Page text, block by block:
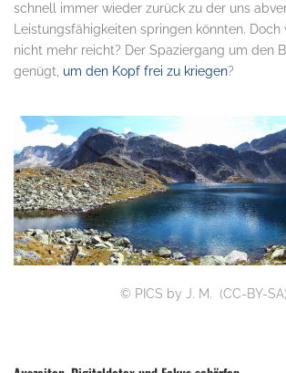
schnell immer wieder zurück zu der uns
Leistungsfähigkeiten springen könnten. Doch
nicht mehr reicht? Der Spaziergang um den
genügt, um den Kopf frei zu kriegen?
© PICS by J. M. (CC-BY-SA)